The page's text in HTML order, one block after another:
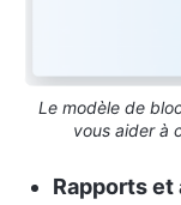
Le modèle de
vous aider à
Rapports et